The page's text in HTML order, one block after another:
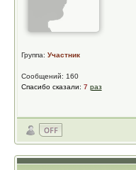
Группа: Участник
Сообщений: 160
Спасибо сказали: 7 раз